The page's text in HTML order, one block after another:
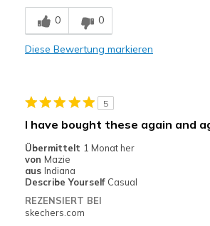
Breite
Größe
0 0
Diese Bewertung markieren
5
I have bought these again and
Übermittelt 1 Monat her
von Mazie
aus Indiana
Describe Yourself Casual
REZENSIERT BEI
skechers.com